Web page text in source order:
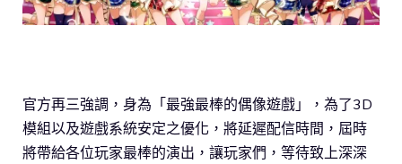
官方再三強調，身為「最強最棒的偶像遊戲」，為了3D
模組以及遊戲系統安定之優化，將延遲配信時間，屆時
將帶給各位玩家最棒的演出，讓玩家們，等待致上深深